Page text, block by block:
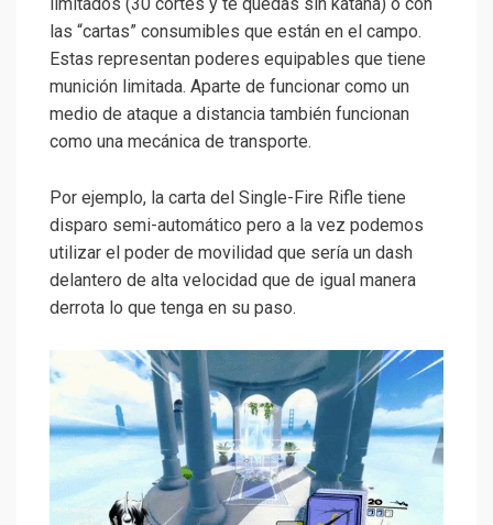
las “cartas” consumibles que están en el campo.
Estas representan poderes equipables que tiene
munición limitada. Aparte de funcionar como un
medio de ataque a distancia también funcionan
como una mecánica de transporte.
Por ejemplo, la carta del Single-Fire Rifle tiene
disparo semi-automático pero a la vez podemos
utilizar el poder de movilidad que sería un dash
delantero de alta velocidad que de igual manera
derrota lo que tenga en su paso.